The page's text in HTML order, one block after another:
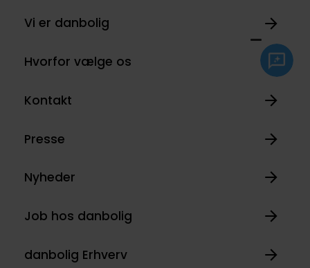
Vi er danbolig
Hvorfor vælge os
Kontakt
Presse
Nyheder
Job hos danbolig
danbolig Erhverv